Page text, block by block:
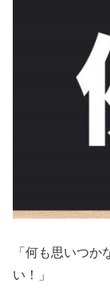
「何も思いつ
い！」